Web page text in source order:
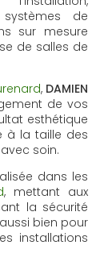
de
sur mesure
de salles de
, DAMIEN
de vos
esthétique
à la taille des
soin.
dans les
, mettant aux
la sécurité
bien pour
installations